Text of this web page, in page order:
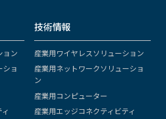
ョン
ショ
技術情報
産業用ワイヤレスソリューション
産業用ネットワークソリューショ
ン
産業用コンピューター
産業用エッジコネクティビティ